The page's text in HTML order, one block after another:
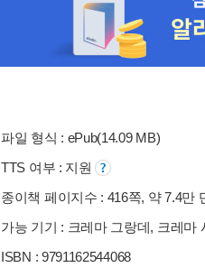
파일 형식 : ePub(14.09 MB)
TTS 여부 : 지원
종이책 페이지수 : 416쪽, 약 7.4만
가능 기기 : 크레마 그랑데, 크레마
ISBN : 9791162544068